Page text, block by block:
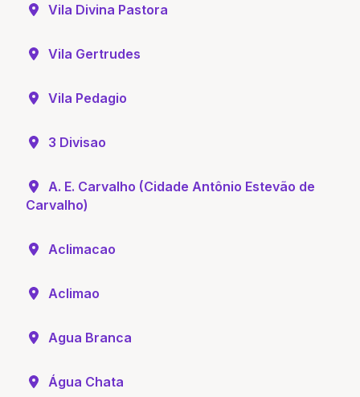
Vila Divina Pastora
Vila Gertrudes
Vila Pedagio
3 Divisao
A. E. Carvalho (Cidade Antônio Estevão de
Carvalho)
Aclimacao
Aclimao
Agua Branca
Água Chata